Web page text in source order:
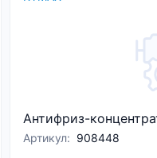
Антифриз-
Артикул: 908448